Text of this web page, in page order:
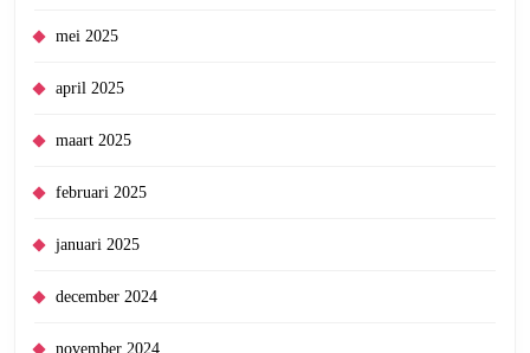
mei 2025
april 2025
maart 2025
februari 2025
januari 2025
december 2024
november 2024